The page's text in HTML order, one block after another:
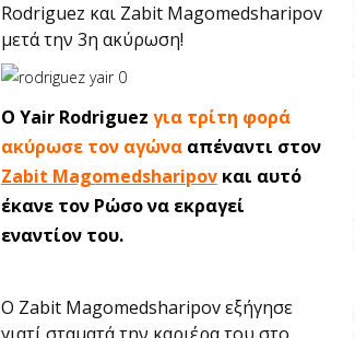
Rodriguez και Zabit Magomedsharipov
μετά την 3η ακύρωση!
O Yair Rodriguez για τρίτη φορά
ακύρωσε τον αγώνααπέναντι στον
Zabit Magomedsharipovκαι αυτό
έκανε τον Ρώσο να εκραγεί
εναντίον του.
Ο Zabit Magomedsharipov εξήγησε